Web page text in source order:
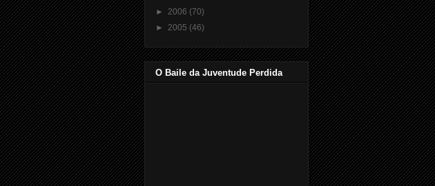
► 2006 (70)
► 2005 (46)
O Baile da Juventude Perdida